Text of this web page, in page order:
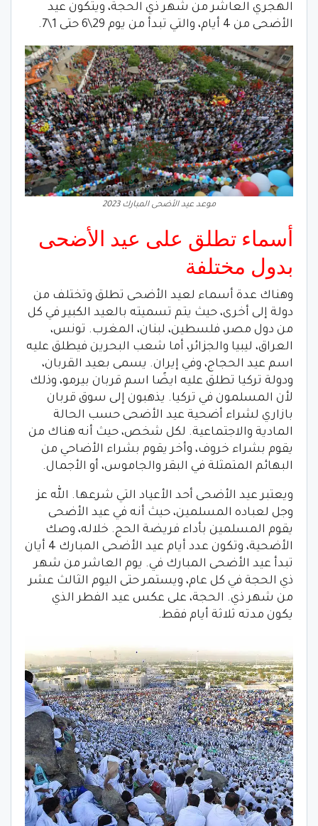
الهجري العاشر من شهر ذي الحجة، ويتكون عيد
الأضحى من 4 أيام، والتي تبدأ من يوم 29\6 حتى 1\7.
موعد عيد الأضحى المبارك 2023
أسماء تطلق على عيد الأضحى
بدول مختلفة
وهناك عدة أسماء لعيد الأضحى تطلق وتختلف من
دولة إلى أخرى، حيث يتم تسميته بالعيد الكبير في كل
من دول مصر، فلسطين، لبنان، المغرب. تونس،
العراق، ليبيا والجزائر، أما شعب البحرين فيطلق عليه
اسم عيد الحجاج، وفي إيران. يسمى بعيد القربان،
ودولة تركيا تطلق عليه ايضًا اسم قربان بيرمو، وذلك
لأن المسلمون في تركيا. يذهبون إلى سوق قربان
بازاري لشراء أضحية عيد الأضحى حسب الحالة
المادية والاجتماعية. لكل شخص، حيث أنه هناك من
يقوم بشراء خروف، وأخر يقوم بشراء الأضاحي من
البهائم المتمثلة في البقر والجاموس، أو الأجمال.
ويعتبر عيد الأضحى أحد الأعياد التي شرعها. الله عز
وجل لعباده المسلمين، حيث أنه في عيد الأضحى
يقوم المسلمين بأداء فريضة الحج. خلاله، وصك
الأضحية، وتكون عدد أيام عيد الأضحى المبارك 4 أيان
تبدأ عيد الأضحى المبارك في. يوم العاشر من شهر
ذي الحجة في كل عام، ويستمر حتى اليوم الثالث عشر
من شهر ذي. الحجة، على عكس عيد الفطر الذي
يكون مدته ثلاثة أيام فقط.